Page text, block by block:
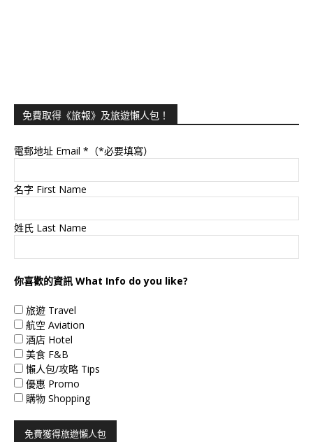
免費取得《旅報》及旅遊懶人包！
電郵地址 Email *（*必要填寫）
名字 First Name
姓氏 Last Name
你喜歡的資訊 What Info do you like?
旅遊 Travel
航空 Aviation
酒店 Hotel
美食 F&B
懶人包/攻略 Tips
優惠 Promo
購物 Shopping